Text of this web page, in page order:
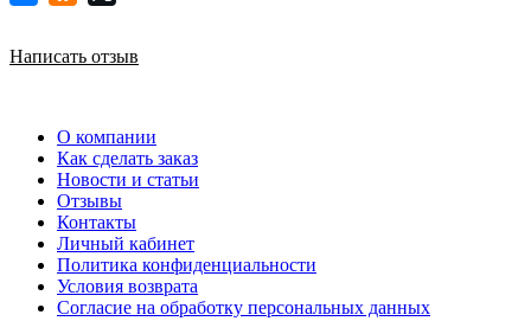
Написать отзыв
О компании
Как сделать заказ
Новости и статьи
Отзывы
Контакты
Личный кабинет
Политика конфиденциальности
Условия возврата
Согласие на обработку персональных данных